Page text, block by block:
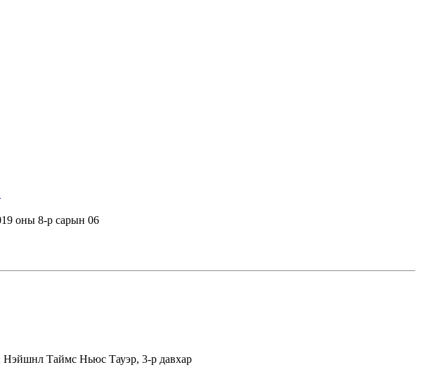
оны 8-р сарын 06
Нэйшнл Таймс Ньюс Тауэр, 3-р давхар